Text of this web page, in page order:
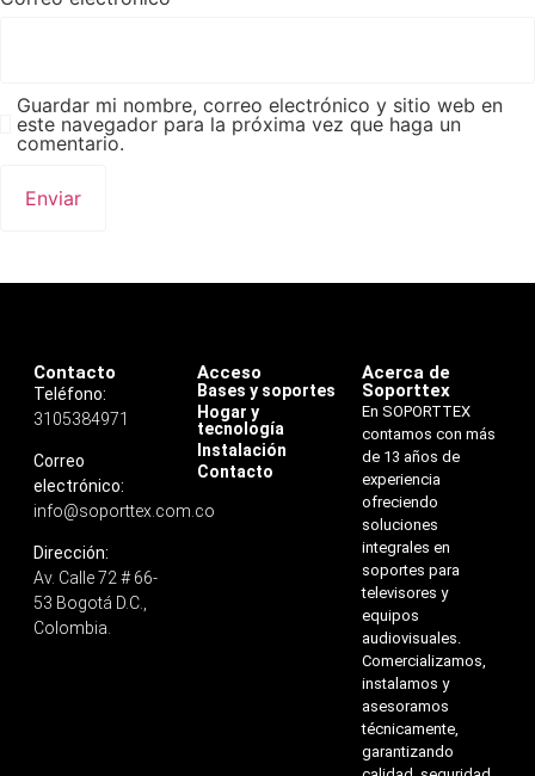
Guardar mi nombre, correo electrónico y sitio web en
este navegador para la próxima vez que haga un
comentario.
Contacto
Teléfono:
3105384971
Correo
electrónico:
info@soporttex.com.co
Dirección:
Av. Calle 72 # 66-
53 Bogotá D.C.,
Colombia.
Acceso
Bases y soportes
Hogar y
tecnología
Instalación
Contacto
Acerca de
Soporttex
En SOPORTTEX
contamos con más
de 13 años de
experiencia
ofreciendo
soluciones
integrales en
soportes para
televisores y
equipos
audiovisuales.
Comercializamos,
instalamos y
asesoramos
técnicamente,
garantizando